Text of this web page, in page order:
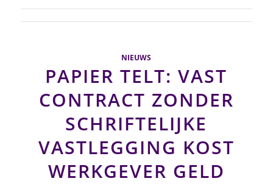
NIEUWS
PAPIER TELT: VAST
CONTRACT ZONDER
SCHRIFTELIJKE
VASTLEGGING KOST
WERKGEVER GELD